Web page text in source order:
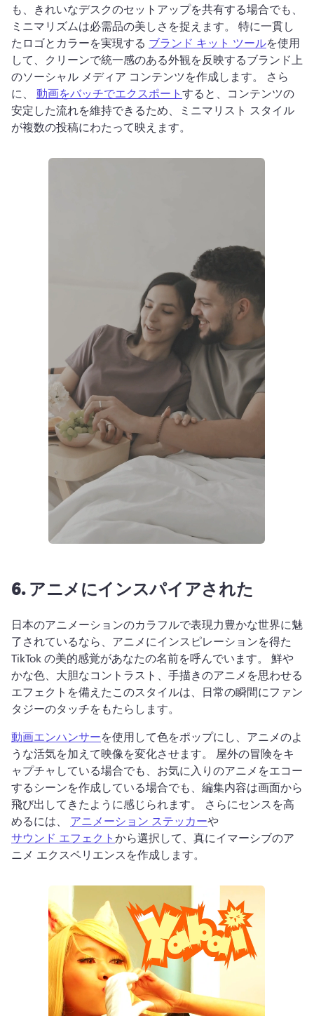
も、きれいなデスクのセットアップを共有する場合でも、
ミニマリズムは必需品の美しさを捉えます。 特に一貫し
たロゴとカラーを実現する ブランド キット ツールを使用
して、クリーンで統一感のある外観を反映するブランド上
のソーシャル メディア コンテンツを作成します。 さら
に、 動画をバッチでエクスポートすると、コンテンツの
安定した流れを維持できるため、ミニマリスト スタイル
が複数の投稿にわたって映えます。
6.アニメにインスパイアされた
日本のアニメーションのカラフルで表現力豊かな世界に魅
了されているなら、アニメにインスピレーションを得た
TikTok の美的感覚があなたの名前を呼んでいます。 鮮や
かな色、大胆なコントラスト、手描きのアニメを思わせる
エフェクトを備えたこのスタイルは、日常の瞬間にファン
タジーのタッチをもたらします。
動画エンハンサーを使用して色をポップにし、アニメのよ
うな活気を加えて映像を変化させます。 屋外の冒険をキ
ャプチャしている場合でも、お気に入りのアニメをエコー
するシーンを作成している場合でも、編集内容は画面から
飛び出してきたように感じられます。 さらにセンスを高
めるには、 アニメーション ステッカーや
サウンド エフェクトから選択して、真にイマーシブのア
ニメ エクスペリエンスを作成します。